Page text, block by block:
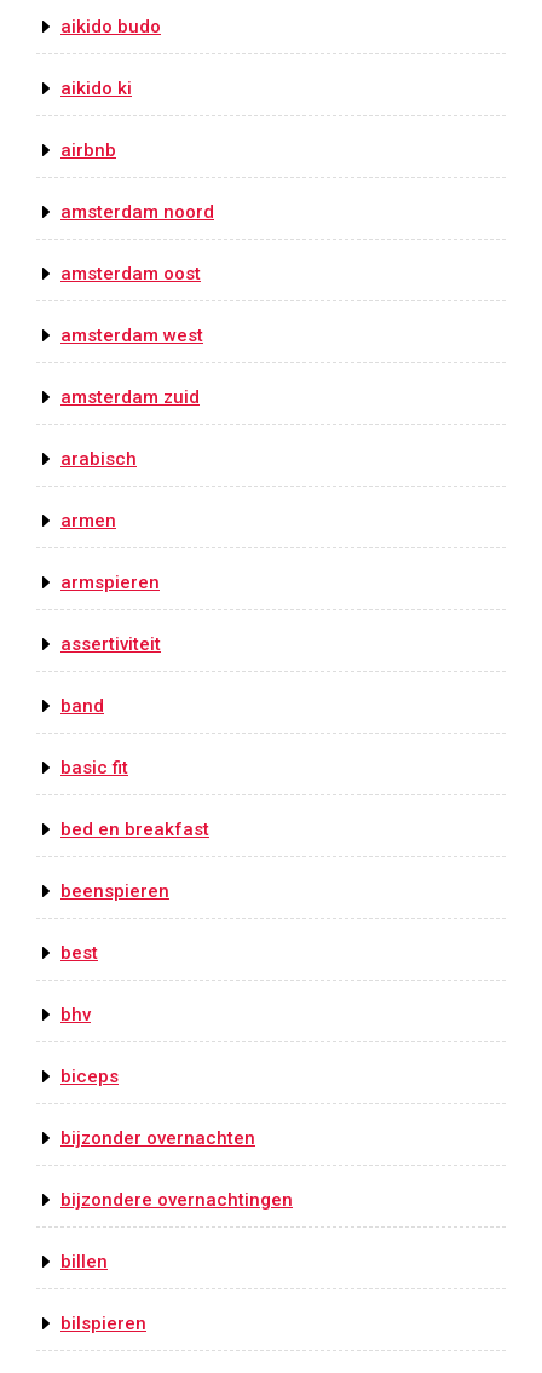
aikido budo
aikido ki
airbnb
amsterdam noord
amsterdam oost
amsterdam west
amsterdam zuid
arabisch
armen
armspieren
assertiviteit
band
basic fit
bed en breakfast
beenspieren
best
bhv
biceps
bijzonder overnachten
bijzondere overnachtingen
billen
bilspieren